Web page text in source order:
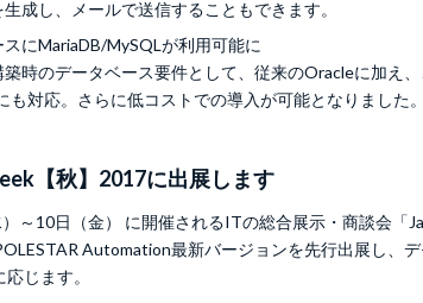
成し、メールで送信することもできます。
にMariaDB/MySQLが利用可能に
時のデータベース要件として、従来のOracleに加え
も対応。さらに低コストでの導入が可能となりました。
【秋】2017に出展します
～10日（金） に開催されるITの総合展示・商談会「
Automation最新バージョンを先行出展し、
じます。